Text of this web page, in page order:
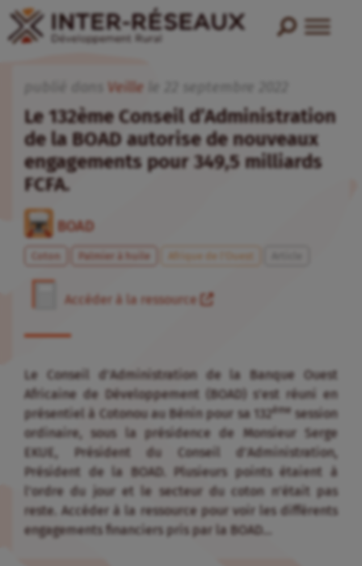
Veille
Le 132ème Conseil d’Administration
de la BOAD autorise de nouveaux
engagements pour 349,5 milliards
FCFA.
BOAD
Coton Palmier à huile Afrique de l’Ouest
Accéder à la ressource
Le Conseil d’Administration de la Banque Ouest
Africaine de Développement (BOAD) s’est réuni en
présentiel à Cotonou au Bénin pour sa 132ème session
ordinaire, sous la présidence de Monsieur Serge
EKUE, Président du Conseil d’Administration,
Président de la BOAD. Plusieurs points étaient à
l’ordre du jour et le secteur du coton n’était pas
reste. Accéder à la ressource pour voir les différents
engagements financiers pris par la BOAD…